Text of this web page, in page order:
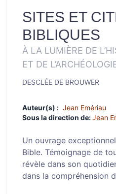
SITES ET
BIBLIQUES
À LA LUMIÈRE DE
ET DE
DESCLÉE DE BROUWER
Auteur(s) : Jean Emériau
Sous la direction de:Jean
Un ouvrage
Bible. Témoignage de
révèle dans son
dans la compréhension